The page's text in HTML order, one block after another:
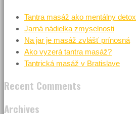
Tantra masáž ako mentálny detox
Jarná nádielka zmyselnosti
Na jar je masáž zvlášť prínosná
Ako vyzerá tantra masáž?
Tantrická masáž v Bratislave
Recent Comments
Archives